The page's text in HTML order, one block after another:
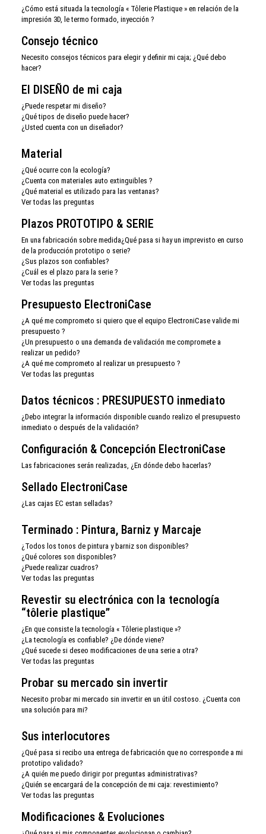
¿Cómo está situada la tecnología « Tôlerie Plastique » en relación de la
impresión 3D, le termo formado, inyección ?
Consejo técnico
Necesito consejos técnicos para elegir y definir mi caja; ¿Qué debo
hacer?
El DISEÑO de mi caja
¿Puede respetar mi diseño?
¿Qué tipos de diseño puede hacer?
¿Usted cuenta con un diseñador?
Material
¿Qué ocurre con la ecología?
¿Cuenta con materiales auto extinguibles ?
¿Qué material es utilizado para las ventanas?
Ver todas las preguntas
Plazos PROTOTIPO & SERIE
En una fabricación sobre medida¿Qué pasa si hay un imprevisto en curso
de la producción prototipo o serie?
¿Sus plazos son confiables?
¿Cuál es el plazo para la serie ?
Ver todas las preguntas
Presupuesto ElectroniCase
¿A qué me comprometo si quiero que el equipo ElectroniCase valide mi
presupuesto ?
¿Un presupuesto o una demanda de validación me compromete a
realizar un pedido?
¿A qué me comprometo al realizar un presupuesto ?
Ver todas las preguntas
Datos técnicos : PRESUPUESTO inmediato
¿Debo integrar la información disponible cuando realizo el presupuesto
inmediato o después de la validación?
Configuración & Concepción ElectroniCase
Las fabricaciones serán realizadas, ¿En dónde debo hacerlas?
Sellado ElectroniCase
¿Las cajas EC estan selladas?
Terminado : Pintura, Barniz y Marcaje
¿Todos los tonos de pintura y barniz son disponibles?
¿Qué colores son disponibles?
¿Puede realizar cuadros?
Ver todas las preguntas
Revestir su electrónica con la tecnología
“tôlerie plastique”
¿En que consiste la tecnología « Tôlerie plastique »?
¿La tecnología es confiable? ¿De dónde viene?
¿Qué sucede si deseo modificaciones de una serie a otra?
Ver todas las preguntas
Probar su mercado sin invertir
Necesito probar mi mercado sin invertir en un útil costoso. ¿Cuenta con
una solución para mi?
Sus interlocutores
¿Qué pasa si recibo una entrega de fabricación que no corresponde a mi
prototipo validado?
¿A quién me puedo dirigir por preguntas administrativas?
¿Quién se encargará de la concepción de mi caja: revestimiento?
Ver todas las preguntas
Modificaciones & Evoluciones